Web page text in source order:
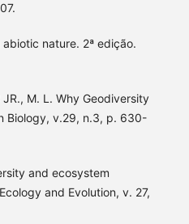
nature. 2ª edição.
JR., M. L. Why Geodiversity
Biology, v.29, n.3, p. 630-
and ecosystem
and Evolution, v. 27,